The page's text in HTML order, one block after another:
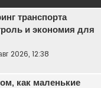
транспорта
и экономия для
2026, 12:38
как маленькие